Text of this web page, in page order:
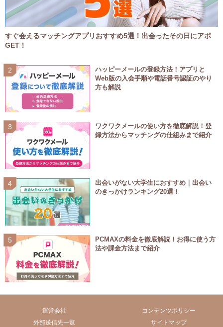
すぐ会えるマッチングアプリおすすめ5選！出会ったその日にアポ
GET！
ハッピーメールの登録方法！アプリと
Web版の入会手順や電話番号認証のやり
方も解説
ワクワクメールの使い方を徹底解説！登
録方法からマッチングの仕組みまで紹介
出会いがない大学生におすすめ｜出会い
のきっかけランキング20選！
PCMAXの料金を徹底解説！お得に使う方
法や課金方法まで紹介
運営会社
コンテンツポリシー
外部送信先一覧
サイトマップ